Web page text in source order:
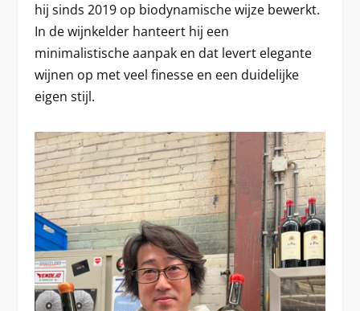
hij sinds 2019 op biodynamische wijze bewerkt.
In de wijnkelder hanteert hij een
minimalistische aanpak en dat levert elegante
wijnen op met veel finesse en een duidelijke
eigen stijl.